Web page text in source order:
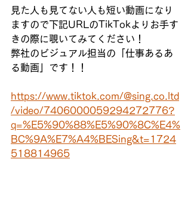
見た人も見てない人も短い動画になり
ますので下記URLのTikTokよりお手す
きの際に覗いてみてください！
弊社のビジュアル担当の「仕事あるあ
る動画」です！！
https://www.tiktok.com/@sing.co.ltd
/video/7406000059294272776?
q=%E5%90%88%E5%90%8C%E4%
BC%9A%E7%A4%BESing&t=1724
518814965